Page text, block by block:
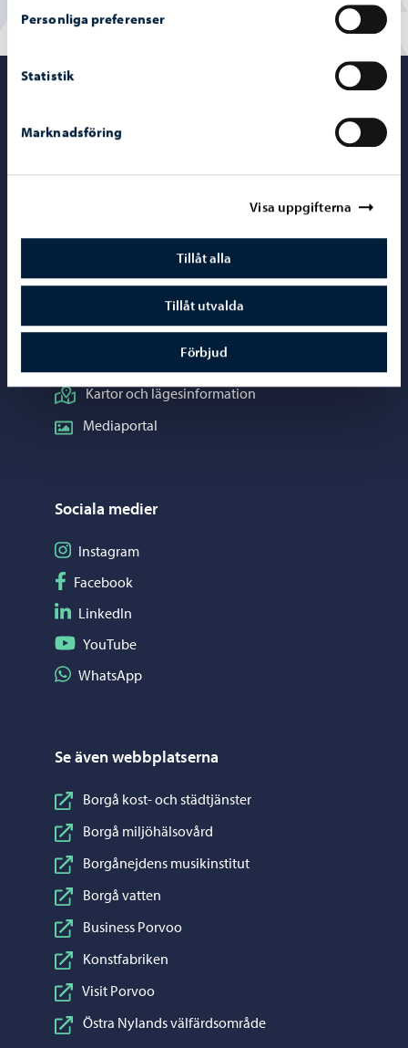
Personliga preferenser
Statistik
Marknadsföring
Visa uppgifterna
Tillåt alla
Tillåt utvalda
Förbjud
Porvoo –
Telefonrådgivning: 020 692 250
Kontaktuppgifter
Elektroniska tjänster (ePorvoo)
Kartor och lägesinformation
Mediaportal
Sociala medier
Följ på Instagram
Instagram
Följ på Facebook
Facebook
Följ på LinkedIn
LinkedIn
Följ på YouTube
YouTube
Dela på WhatsApp
WhatsApp
Se även webbplatserna
Borgå kost- och städtjänster
Borgå miljöhälsovård
Borgånejdens musikinstitut
Borgå vatten
Business Porvoo
Konstfabriken
Visit Porvoo
Östra Nylands välfärdsområde